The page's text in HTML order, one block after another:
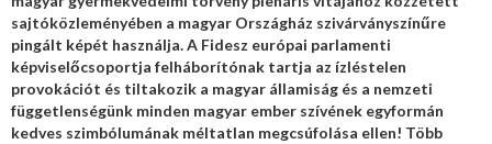
sajtóközleményében a magyar Országház szivárványszínűre
pingált képét használja. A Fidesz európai parlamenti
képviselőcsoportja felháborítónak tartja az ízléstelen
provokációt és tiltakozik a magyar államiság és a nemzeti
függetlenségünk minden magyar ember szívének egyformán
kedves szimbólumának méltatlan megcsúfolása ellen! Több